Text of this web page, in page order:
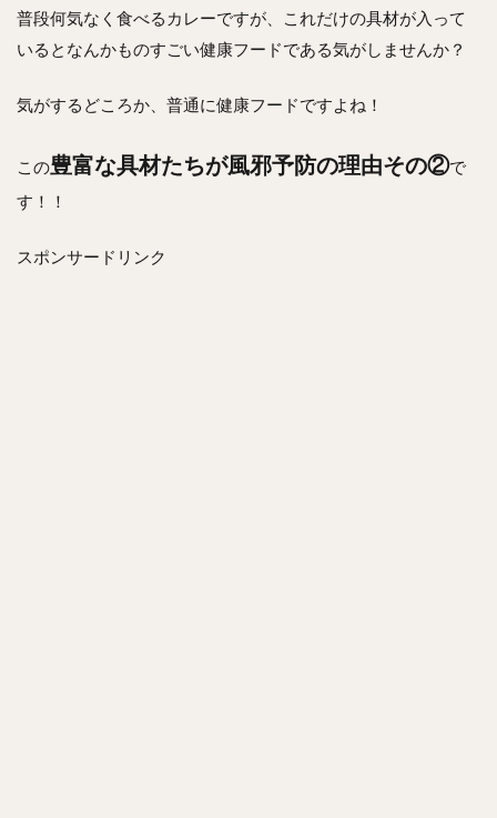
普段何気なく食べるカレーですが、これだけの具材が入って
いるとなんかものすごい健康フードである気がしませんか？
気がするどころか、普通に健康フードですよね！
この豊富な具材たちが風邪予防の理由その②で
す！！
スポンサードリンク